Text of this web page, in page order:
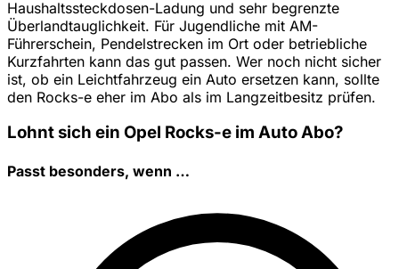
Haushaltssteckdosen-Ladung und sehr begrenzte
Überlandtauglichkeit. Für Jugendliche mit AM-
Führerschein, Pendelstrecken im Ort oder betriebliche
Kurzfahrten kann das gut passen. Wer noch nicht sicher
ist, ob ein Leichtfahrzeug ein Auto ersetzen kann, sollte
den Rocks-e eher im Abo als im Langzeitbesitz prüfen.
Lohnt sich ein Opel Rocks-e im Auto Abo?
Passt besonders, wenn …